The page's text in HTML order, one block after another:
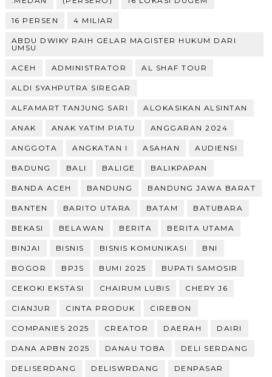
16 PERSEN 4 MILIAR
ABDU DWIKY RAIH GELAR MAGISTER HUKUM DARI
UMSU
ACEH ADMINISTRATOR AL SHAF TOUR
ALDI SYAHPUTRA SIREGAR
ALFAMART TANJUNG SARI ALOKASIKAN ALSINTAN
ANAK ANAK YATIM PIATU ANGGARAN 2024
ANGGOTA ANGKATAN I ASAHAN AUDIENSI
BADUNG BALI BALIGE BALIKPAPAN
BANDA ACEH BANDUNG BANDUNG JAWA BARAT
BANTEN BARITO UTARA BATAM BATUBARA
BEKASI BELAWAN BERITA BERITA UTAMA
BINJAI BISNIS BISNIS KOMUNIKASI BNI
BOGOR BPJS BUMI 2025 BUPATI SAMOSIR
CEKOKI EKSTASI CHAIRUM LUBIS CHERY J6
CIANJUR CINTA PRODUK CIREBON
COMPANIES 2025 CREATOR DAERAH DAIRI
DANA APBN 2025 DANAU TOBA DELI SERDANG
DELISERDANG DELISWRDANG DENPASAR